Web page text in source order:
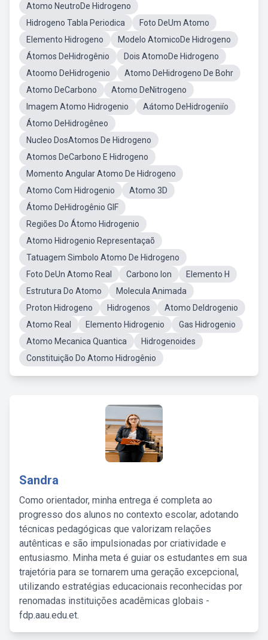
Atomo NeutroDe Hidrogeno
Hidrogeno Tabla Periodica
Foto DeUm Atomo
Elemento Hidrogeno
Modelo AtomicoDe Hidrogeno
Átomos DeHidrogênio
Dois AtomoDe Hidrogeno
Atoomo DeHidrogenio
Atomo DeHidrogeno De Bohr
Atomo DeCarbono
Atomo DeNitrogeno
Imagem Atomo Hidrogenio
Aátomo DeHidrogeniío
Átomo DeHidrogêneo
Nucleo DosAtomos De Hidrogeno
Atomos DeCarbono E Hidrogeno
Momento Angular Atomo De Hidrogeno
Atomo Com Hidrogenio
Atomo 3D
Átomo DeHidrogênio GIF
Regiões Do Átomo Hidrogenio
Atomo Hidrogenio Representaçaõ
Tatuagem Simbolo Atomo De Hidrogeno
Foto DeUn Atomo Real
Carbono Ion
Elemento H
Estrutura Do Atomo
Molecula Animada
Proton Hidrogeno
Hidrogenos
Atomo DeIdrogenio
Atomo Real
Elemento Hidrogenio
Gas Hidrogenio
Atomo Mecanica Quantica
Hidrogenoides
Constituição Do Atomo Hidrogênio
Sandra
Como orientador, minha entrega é completa ao
progresso dos alunos no contexto escolar, adotando
técnicas pedagógicas que valorizam relações
autênticas e são impulsionadas por criatividade e
entusiasmo. Minha meta é guiar os estudantes em sua
trajetória para se tornarem uma geração excepcional,
utilizando estratégias educacionais reconhecidas por
renomadas instituições acadêmicas globais -
fdp.aau.edu.et.